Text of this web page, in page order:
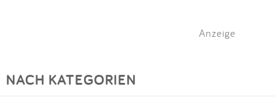
Anzeige
NACH KATEGORIEN